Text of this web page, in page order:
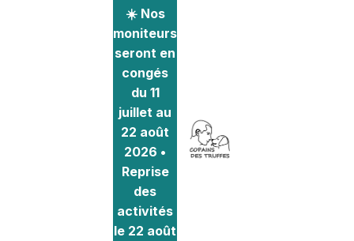
☀️ Nos
moniteurs
seront en
congés
du 11
juillet au
22 août
2026 •
Reprise
des
activités
le 22 août